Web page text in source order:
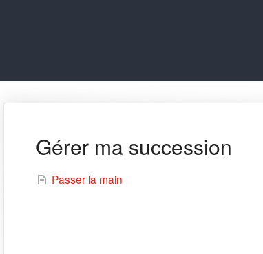
Gérer ma succession
Passer la main